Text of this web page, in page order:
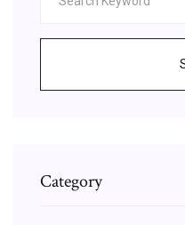
Category